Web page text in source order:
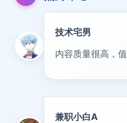
技术宅男
内容质量很高，值
兼职小白A